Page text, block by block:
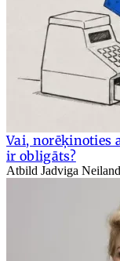
Vai, norēķinoties
ir obligāts?
Atbild Jadviga